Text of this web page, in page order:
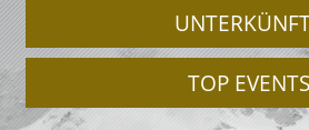
TOP EVENTS